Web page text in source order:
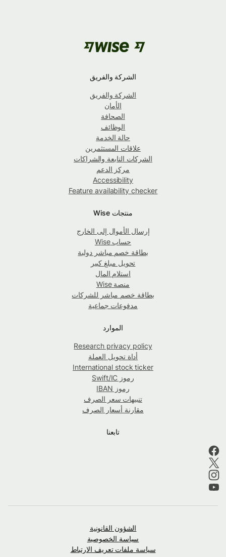
الشركة والفريق
الشركة والفريق
الأمان
الصحافة
الوظائف
حالة الخدمة
علاقات المستثمرين
الشركات التابعة والشراكات
مركز الدعم
Accessibility
Feature availability checker
منتجات Wise
إرسال الأموال إلى الخارج
حساب Wise
بطاقة خصم مباشر دولية
تحويل مبلغ كبير
استلام المال
منصة Wise
بطاقة خصم مباشر للشركات
مدفوعات جماعية
الموارد
Research privacy policy
أداة تحويل العملة
International stock ticker
رموز Swift/IC
رموز IBAN
تنبيهات سعر الصرف
مقارنة أسعار الصرف
تابعنا
الشؤون القانونية
سياسة الخصوصية
سياسة ملفات تعريف الارتباط